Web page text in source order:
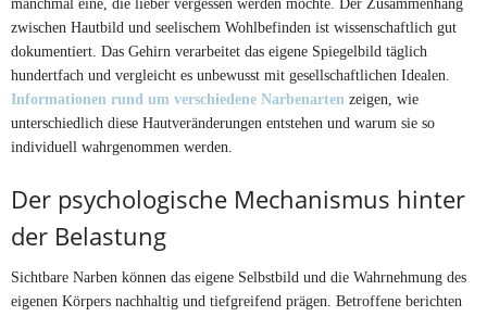
zwischen Hautbild und seelischem Wohlbefinden ist wissenschaftlich gut
dokumentiert. Das Gehirn verarbeitet das eigene Spiegelbild täglich
hundertfach und vergleicht es unbewusst mit gesellschaftlichen Idealen.
Informationen rund um verschiedene Narbenarten zeigen, wie
unterschiedlich diese Hautveränderungen entstehen und warum sie so
individuell wahrgenommen werden.
Der psychologische Mechanismus hinter
der Belastung
Sichtbare Narben können das eigene Selbstbild und die Wahrnehmung des
eigenen Körpers nachhaltig und tiefgreifend prägen. Betroffene berichten